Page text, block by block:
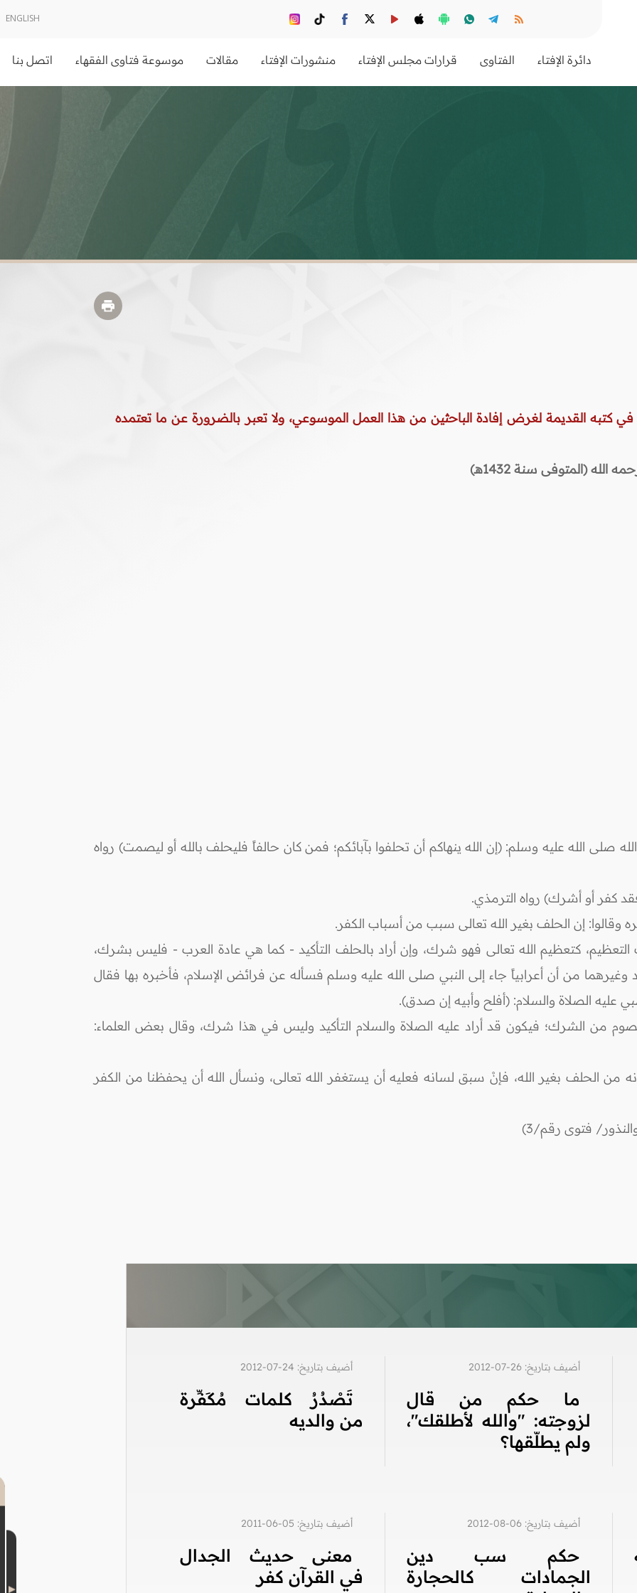
ENGLISH
دائرة الإفتاء الفتاوى قرارات مجلس الإفتاء منشورات الإفتاء مقالات موسوعة فتاوى الفقهاء اتصل بنا
كتبه القديمة لغرض إفادة الباحثين من هذا العمل الموسوعي، ولا تعبر بالضرورة عن ما تعتمده
(المتوفى سنة 1432هـ)
صلى الله عليه وسلم: (إن الله ينهاكم أن تحلفوا بآبائكم؛ فمن كان حالفاً فليحلف بالله أو ليصمت) رواه
كفر أو أشرك) رواه الترمذي.
إن الحلف بغير الله تعالى سبب من أسباب الكفر.
كتعظيم الله تعالى فهو شرك، وإن أراد بالحلف التأكيد - كما هي عادة العرب - فليس بشرك،
وغيرهما من أن أعرابياً جاء إلى النبي صلى الله عليه وسلم فسأله عن فرائض الإسلام، فأخبره بها فقال
عليه الصلاة والسلام: (أفلح وأبيه إن صدق).
من الشرك؛ فيكون قد أراد عليه الصلاة والسلام التأكيد وليس في هذا شرك، وقال بعض العلماء:
الحلف بغير الله، فإنْ سبق لسانه فعليه أن يستغفر الله تعالى، ونسأل الله أن يحفظنا من الكفر
فتوى رقم/3)
أضيف بتاريخ: 26-07-2012
ما حكم من قال
لزوجته: "والله لأطلقك"،
ولم يطلّقها؟
أضيف بتاريخ: 24-07-2012
تَصْدُرُ كلمات مُكَفِّرة
من والديه
أضيف بتاريخ: 06-08-2012
حكم سب دين
الجمادات كالحجارة
أضيف بتاريخ: 05-06-2011
معنى حديث الجدال
في القرآن كفر